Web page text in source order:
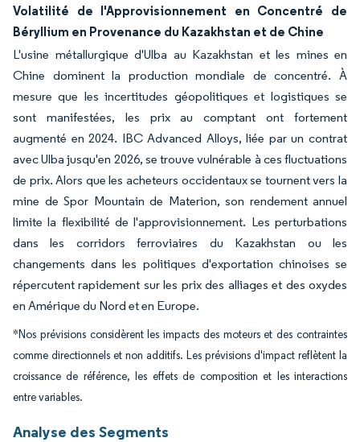
Volatilité de l'Approvisionnement en Concentré de
Béryllium en Provenance du Kazakhstan et de Chine
L'usine métallurgique d'Ulba au Kazakhstan et les mines en
Chine dominent la production mondiale de concentré. À
mesure que les incertitudes géopolitiques et logistiques se
sont manifestées, les prix au comptant ont fortement
augmenté en 2024. IBC Advanced Alloys, liée par un contrat
avec Ulba jusqu'en 2026, se trouve vulnérable à ces fluctuations
de prix. Alors que les acheteurs occidentaux se tournent vers la
mine de Spor Mountain de Materion, son rendement annuel
limite la flexibilité de l'approvisionnement. Les perturbations
dans les corridors ferroviaires du Kazakhstan ou les
changements dans les politiques d'exportation chinoises se
répercutent rapidement sur les prix des alliages et des oxydes
en Amérique du Nord et en Europe.
*Nos prévisions considèrent les impacts des moteurs et des contraintes
comme directionnels et non additifs. Les prévisions d'impact reflètent la
croissance de référence, les effets de composition et les interactions
entre variables.
Analyse des Segments